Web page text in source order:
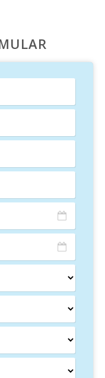
Einkaufs-, Freizeit-
entfernt
von Cala
mit
und Spaß suchen
, erbaut im Jahr
auf einen
großen Esstisch
Freiluft-
die Villa und
Charme.